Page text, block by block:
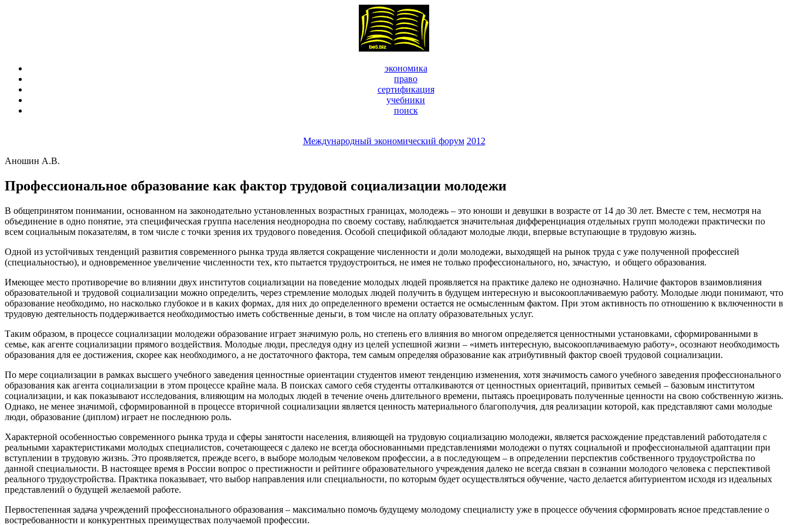
экономика
право
сертификация
учебники
поиск
Международный экономический форум 2012
Аношин А.В.
Профессиональное образование как фактор трудовой социализации молодежи
В общепринятом понимании, основанном на законодательно установленных возрастных границах, молодежь – это юноши и девушки в возрасте от 14 до 30 лет. Вместе с тем, несмотря на
объединение в одно понятие, эта специфическая группа населения неоднородна по своему составу, наблюдается значительная дифференциация отдельных групп молодежи практически по
всем социальным показателям, в том числе с точки зрения их трудового поведения. Особой спецификой обладают молодые люди, впервые вступающие в трудовую жизнь.
Одной из устойчивых тенденций развития современного рынка труда является сокращение численности и доли молодежи, выходящей на рынок труда с уже полученной профессией
(специальностью), и одновременное увеличение численности тех, кто пытается трудоустроиться, не имея не только профессионального, но, зачастую, и общего образования.
Имеющее место противоречие во влиянии двух институтов социализации на поведение молодых людей проявляется на практике далеко не однозначно. Наличие факторов взаимовлияния
образовательной и трудовой социализации можно определить, через стремление молодых людей получить в будущем интересную и высокооплачиваемую работу. Молодые люди понимают, что
образование необходимо, но насколько глубокое и в каких формах, для них до определенного времени остается не осмысленным фактом. При этом активность по отношению к включенности в
трудовую деятельность поддерживается необходимостью иметь собственные деньги, в том числе на оплату образовательных услуг.
Таким образом, в процессе социализации молодежи образование играет значимую роль, но степень его влияния во многом определяется ценностными установками, сформированными в
семье, как агенте социализации прямого воздействия. Молодые люди, преследуя одну из целей успешной жизни – «иметь интересную, высокооплачиваемую работу», осознают необходимость
образования для ее достижения, скорее как необходимого, а не достаточного фактора, тем самым определяя образование как атрибутивный фактор своей трудовой социализации.
По мере социализации в рамках высшего учебного заведения ценностные ориентации студентов имеют тенденцию изменения, хотя значимость самого учебного заведения профессионального
образования как агента социализации в этом процессе крайне мала. В поисках самого себя студенты отталкиваются от ценностных ориентаций, привитых семьей – базовым институтом
социализации, и как показывают исследования, влияющим на молодых людей в течение очень длительного времени, пытаясь проецировать полученные ценности на свою собственную жизнь.
Однако, не менее значимой, сформированной в процессе вторичной социализации является ценность материального благополучия, для реализации которой, как представляют сами молодые
люди, образование (диплом) играет не последнюю роль.
Характерной особенностью современного рынка труда и сферы занятости населения, влияющей на трудовую социализацию молодежи, является расхождение представлений работодателя с
реальными характеристиками молодых специалистов, сочетающееся с далеко не всегда обоснованными представлениями молодежи о путях социальной и профессиональной адаптации при
вступлении в трудовую жизнь. Это проявляется, прежде всего, в выборе молодым человеком профессии, а в последующем – в определении перспектив собственного трудоустройства по
данной специальности. В настоящее время в России вопрос о престижности и рейтинге образовательного учреждения далеко не всегда связан в сознании молодого человека с перспективой
реального трудоустройства. Практика показывает, что выбор направления или специальности, по которым будет осуществляться обучение, часто делается абитуриентом исходя из идеальных
представлений о будущей желаемой работе.
Первостепенная задача учреждений профессионального образования – максимально помочь будущему молодому специалисту уже в процессе обучения сформировать ясное представление о
востребованности и конкурентных преимуществах получаемой профессии.